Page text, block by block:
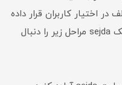
از ۳۰ ابزار مختلف در اختیار کاربران قرار داده
است. برای حذف صفحات PDF به کمک sejda مراحل زیر را دنبال